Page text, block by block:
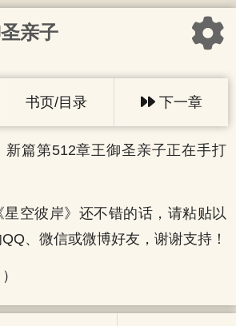
亲子
书页/目录 下一章
新篇第512章王御圣亲子正在手打
空彼岸》还不错的话，请粘贴以
、微信或微博好友，谢谢支持！